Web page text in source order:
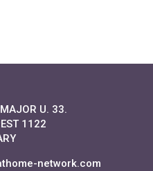
U. 33.
1122
network.com